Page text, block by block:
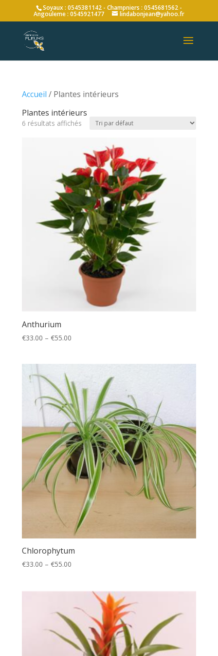
Soyaux : 0545381142 - Champniers : 0545681562 -
Angouleme : 0545921477 lindabonjean@yahoo.fr
Accueil / Plantes intérieurs
Plantes intérieurs
6 résultats affichés
Anthurium
€33.00 – €55.00
Chlorophytum
€33.00 – €55.00